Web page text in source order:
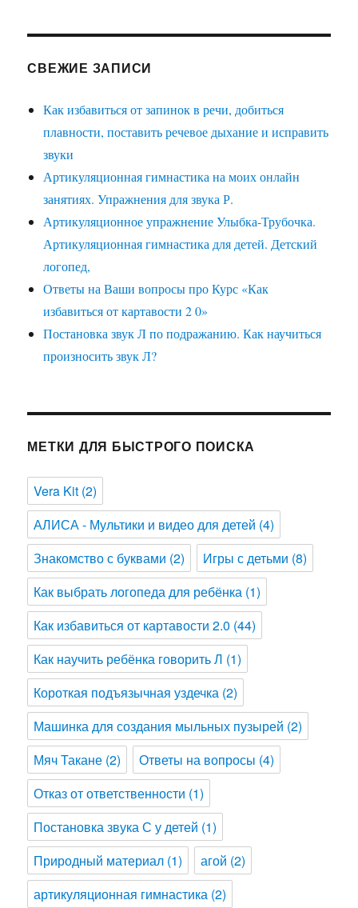
СВЕЖИЕ ЗАПИСИ
Как избавиться от запинок в речи, добиться
плавности, поставить речевое дыхание и исправить
звуки
Артикуляционная гимнастика на моих онлайн
занятиях. Упражнения для звука Р.
Артикуляционное упражнение Улыбка-Трубочка.
Артикуляционная гимнастика для детей. Детский
логопед,
Ответы на Ваши вопросы про Курс «Как
избавиться от картавости 2 0»
Постановка звук Л по подражанию. Как научиться
произносить звук Л?
МЕТКИ ДЛЯ БЫСТРОГО ПОИСКА
Vera Kit (2)
АЛИСА - Мультики и видео для детей (4)
Знакомство с буквами (2) Игры с детьми (8)
Как выбрать логопеда для ребёнка (1)
Как избавиться от картавости 2.0 (44)
Как научить ребёнка говорить Л (1)
Короткая подъязычная уздечка (2)
Машинка для создания мыльных пузырей (2)
Мяч Такане (2) Ответы на вопросы (4)
Отказ от ответственности (1)
Постановка звука С у детей (1)
Природный материал (1) агой (2)
артикуляционная гимнастика (2)